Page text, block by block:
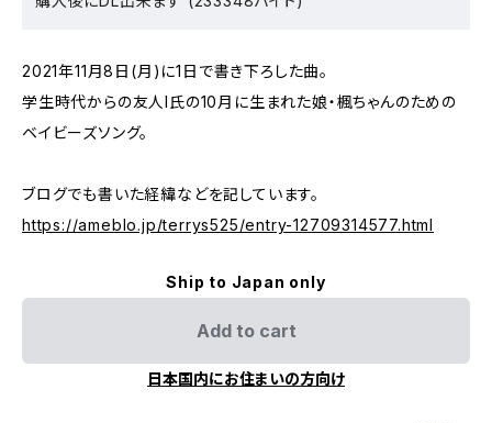
2021年11月8日(月)に1日で書き下ろした曲。
学生時代からの友人I氏の10月に生まれた娘・楓ちゃんのための
ベイビーズソング。
ブログでも書いた経緯などを記しています。
https://ameblo.jp/terrys525/entry-12709314577.html
Ship to Japan only
Add to cart
日本国内にお住まいの方向け